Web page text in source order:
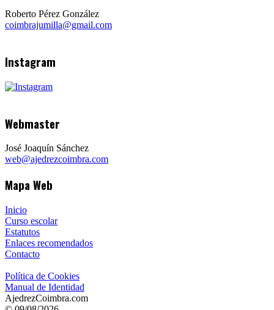
Roberto Pérez González
coimbrajumilla@gmail.com
Instagram
Webmaster
José Joaquín Sánchez
web@ajedrezcoimbra.com
Mapa Web
Inicio
Curso escolar
Estatutos
Enlaces recomendados
Contacto
Política de Cookies
Manual de Identidad
AjedrezCoimbra.com